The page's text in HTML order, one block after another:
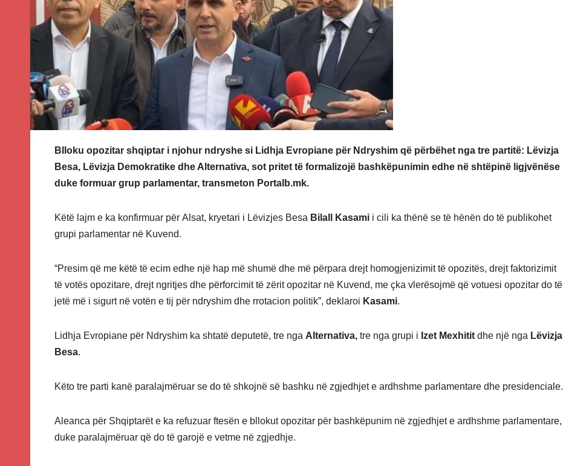
Blloku opozitar shqiptar i njohur ndryshe si Lidhja Evropiane për Ndryshim që përbëhet nga tre partitë: Lëvizja
Besa, Lëvizja Demokratike dhe Alternativa, sot pritet të formalizojë bashkëpunimin edhe në shtëpinë ligjvënëse
duke formuar grup parlamentar, transmeton Portalb.mk.
Këtë lajm e ka konfirmuar për Alsat, kryetari i Lëvizjes Besa Bilall Kasami i cili ka thënë se të hënën do të publikohet
grupi parlamentar në Kuvend.
“Presim që me këtë të ecim edhe një hap më shumë dhe më përpara drejt homogjenizimit të opozitës, drejt faktorizimit
të votës opozitare, drejt ngritjes dhe përforcimit të zërit opozitar në Kuvend, me çka vlerësojmë që votuesi opozitar do të
jetë më i sigurt në votën e tij për ndryshim dhe rrotacion politik”, deklaroi Kasami.
Lidhja Evropiane për Ndryshim ka shtatë deputetë, tre nga Alternativa, tre nga grupi i Izet Mexhitit dhe një nga Lëvizja
Besa.
Këto tre parti kanë paralajmëruar se do të shkojnë së bashku në zgjedhjet e ardhshme parlamentare dhe presidenciale.
Aleanca për Shqiptarët e ka refuzuar ftesën e bllokut opozitar për bashkëpunim në zgjedhjet e ardhshme parlamentare,
duke paralajmëruar që do të garojë e vetme në zgjedhje.